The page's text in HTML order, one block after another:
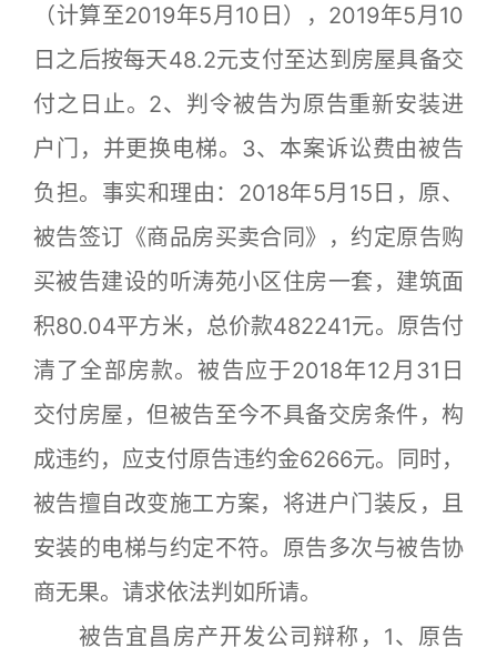
（计算至2019年5月10日），2019年5月10
日之后按每天48.2元支付至达到房屋具备交
付之日止。2、判令被告为原告重新安装进
户门，并更换电梯。3、本案诉讼费由被告
负担。事实和理由：2018年5月15日，原、
被告签订《商品房买卖合同》，约定原告购
买被告建设的听涛苑小区住房一套，建筑面
积80.04平方米，总价款482241元。原告付
清了全部房款。被告应于2018年12月31日
交付房屋，但被告至今不具备交房条件，构
成违约，应支付原告违约金6266元。同时，
被告擅自改变施工方案，将进户门装反，且
安装的电梯与约定不符。原告多次与被告协
商无果。请求依法判如所请。
被告宜昌房产开发公司辩称，1、原告